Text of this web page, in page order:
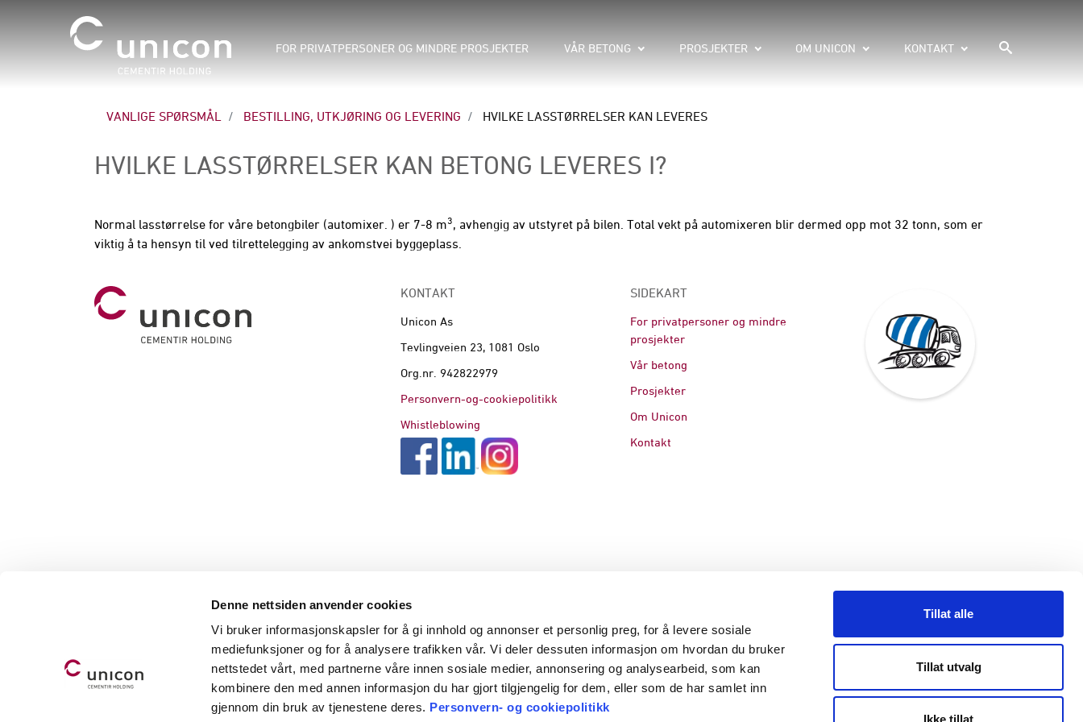
Denne nettsiden anvender cookies
Vi bruker informasjonskapsler for å gi innhold og annonser et personlig preg, for å levere sosiale
mediefunksjoner og for å analysere trafikken vår. Vi deler dessuten informasjon om hvordan du bruker
nettstedet vårt, med partnerne våre innen sosiale medier, annonsering og analysearbeid, som kan
kombinere den med annen informasjon du har gjort tilgjengelig for dem, eller som de har samlet inn
gjennom din bruk av tjenestene deres. Personvern- og cookiepolitikk
Tillat alle
Tillat utvalg
Ikke tillat
FOR PRIVATPERSONER OG MINDRE PROSJEKTER VÅR BETONG PROSJEKTER OM UNICON KONTAKT
VANLIGE SPØRSMÅL BESTILLING, UTKJØRING OG LEVERING HVILKE LASSTØRRELSER KAN LEVERES
HVILKE LASSTØRRELSER KAN BETONG LEVERES I?
Normal lasstørrelse for våre betongbiler (automixer. ) er 7-8 m3, avhengig av utstyret på bilen. Total vekt på automixeren blir dermed opp mot 32 tonn, som er
viktig å ta hensyn til ved tilrettelegging av ankomstvei byggeplass.
KONTAKT
Unicon As
Tevlingveien 23, 1081 Oslo
Org.nr. 942822979
Personvern-og-cookiepolitikk
Whistleblowing
SIDEKART
For privatpersoner og mindre
prosjekter
Vår betong
Prosjekter
Om Unicon
Kontakt